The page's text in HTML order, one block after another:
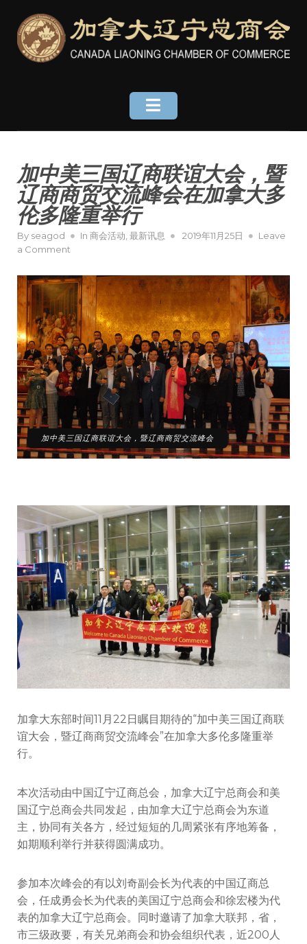
content
加中美三国辽商联谊大会，暨
辽商商贸交流峰会在加拿大多
伦多隆重举行
By seagod In 商会活动 最新讯息
Posted
2019年11月25日
Leave
a Comment
中
美
三
国
辽
商
联
谊
大
会，
暨
辽
商
商
峰
会
在
加
拿
大
多
伦
多
行
加中美三国辽商联谊大会，暨辽商商贸交流峰会
加拿大东部时间11月22日瞩目期待的“加中美三国辽商联
谊大会，暨辽商商贸交流峰会”在加拿大多伦多隆重举
行。
本次活动由中国辽宁辽商总会，加拿大辽宁总商会和美
国辽宁总商会共同发起，由加拿大辽宁总商会为东道
主，协同有关各方，经过短短的几周紧张有序地筹备，
如期顺利举行并获得圆满成功。
参加本次峰会的有以刘奇副会长为代表的中国辽商总
会，任成勇会长为代表的美国辽宁总商会和徐宏楼为代
表的加拿大辽宁总商会。同时邀请了加拿大联邦，省，
市三级政要，有关兄弟商会和协会组织代表，近200人